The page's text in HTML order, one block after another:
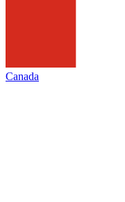
Canada